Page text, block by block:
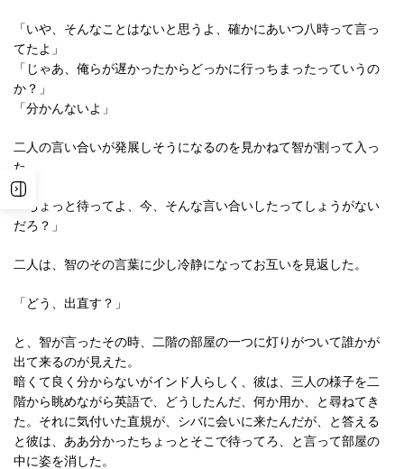
「いや、そんなことはないと思うよ、確かにあいつ八時って言っ
てたよ」
「じゃあ、俺らが遅かったからどっかに行っちまったっていうの
か？」
「分かんないよ」
二人の言い合いが発展しそうになるのを見かねて智が割って入っ
た。
「ちょっと待ってよ、今、そんな言い合いしたってしょうがない
だろ？」
二人は、智のその言葉に少し冷静になってお互いを見返した。
「どう、出直す？」
と、智が言ったその時、二階の部屋の一つに灯りがついて誰かが
出て来るのが見えた。
暗くて良く分からないがインド人らしく、彼は、三人の様子を二
階から眺めながら英語で、どうしたんだ、何か用か、と尋ねてき
た。それに気付いた直規が、シバに会いに来たんだが、と答える
と彼は、ああ分かったちょっとそこで待ってろ、と言って部屋の
中に姿を消した。